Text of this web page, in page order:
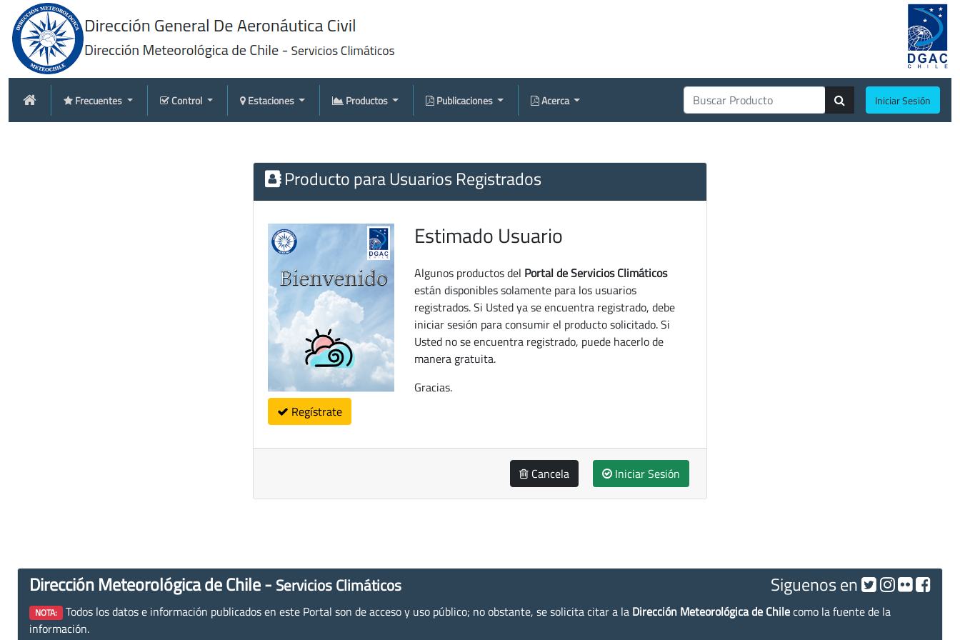
Frecuentes Control Estaciones Productos Publicaciones Acerca Iniciar Sesión
Producto para Usuarios Registrados
Regístrate
Estimado Usuario
Algunos productos del Portal de Servicios Climáticos
están disponibles solamente para los usuarios
registrados. Si Usted ya se encuentra registrado, debe
iniciar sesión para consumir el producto solicitado. Si
Usted no se encuentra registrado, puede hacerlo de
manera gratuita.
Gracias.
Cancela Iniciar Sesión
Dirección Meteorológica de Chile - Servicios Climáticos Siguenos en
NOTA: Todos los datos e información publicados en este Portal son de acceso y uso público; no obstante, se solicita citar a la Dirección Meteorológica de Chilecomo la fuente de la
información.